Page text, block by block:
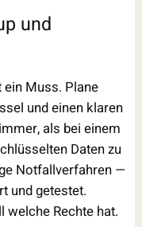
und
Muss. Plane
und einen klaren
als bei einem
Daten zu
Notfallverfahren —
und getestet.
Rechte hat.